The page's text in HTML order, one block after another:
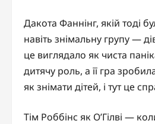
Дакота Фаннінг, якій тоді
навіть знімальну групу —
це виглядало як чиста
дитячу роль, а її гра
як знімати дітей, і тут це
Тім Роббінс як О’Гілві —